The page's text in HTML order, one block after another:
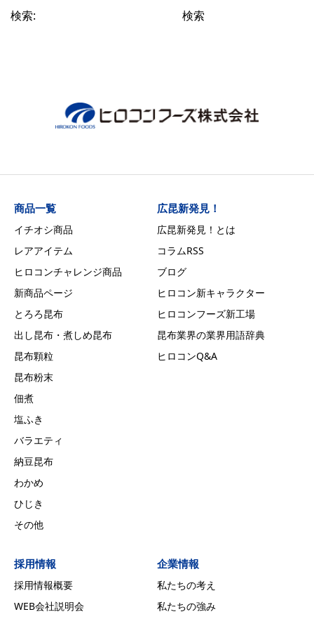
検索:
商品一覧
イチオシ商品
レアアイテム
ヒロコンチャレンジ商品
新商品ページ
とろろ昆布
出し昆布・煮しめ昆布
昆布顆粒
昆布粉末
佃煮
塩ふき
バラエティ
納豆昆布
わかめ
ひじき
その他
広昆新発見！
広昆新発見！とは
コラムRSS
ブログ
ヒロコン新キャラクター
ヒロコンフーズ新工場
昆布業界の業界用語辞典
ヒロコンQ&A
採用情報
採用情報概要
WEB会社説明会
企業情報
私たちの考え
私たちの強み